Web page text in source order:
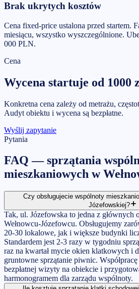
Brak ukrytych kosztów
Cena fixed-price ustalona przed startem.
miesiącu, wszystko wyszczególnione.
000 PLN.
Cena
Wycena startuje od 1000
Konkretna cena zależy od metrażu,
Audyt obiektu i wycena są bezpłatne.
Wyślij zapytanie
Pytania
FAQ —sprzątania
mieszkaniowych w
Czy obsługujecie wspólnoty
Józefowskiej?
Tak, ul. Józefowska to jedna z głównych
Wełnowcu-Józefowcu. Obsługujemy
20-30 lokalowe, jak i większe budynki
Standardem jest 2-3 razy w tygodniu
raz na kwartał mycie okien klatkowych i
gruntowne sprzątanie piwnic.
bezpłatnej wizyty na obiekcie i
harmonogramem dla zarządu wspólnoty.